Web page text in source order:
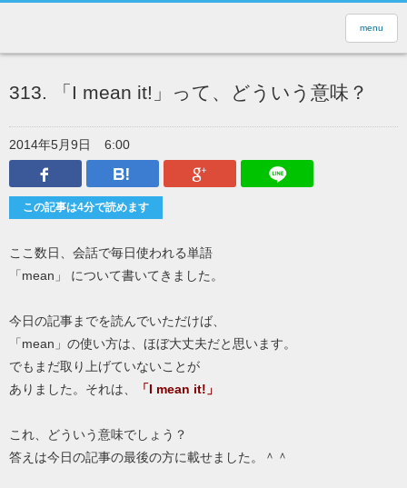
menu
313. 「I mean it!」って、どういう意味？
2014年5月9日
6:00
Facebook
はてなブックマークGoogle Plus
この記事は4分で読めます
ここ数日、会話で毎日使われる単語
「mean」 について書いてきました。
今日の記事までを読んでいただけば、
「mean」の使い方は、ほぼ大丈夫だと思います。
でもまだ取り上げていないことが
ありました。それは、
「I mean it!」
これ、どういう意味でしょう？
答えは今日の記事の最後の方に載せました。＾＾